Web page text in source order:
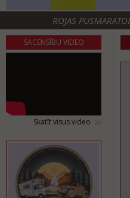
ROJAS
SACENSĪBU VIDEO
Skatīt visus video